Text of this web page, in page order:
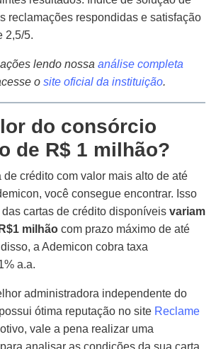
reclamações respondidas e satisfação
2,5/5.
lendo nossa análise completa
o site oficial da instituição.
do consórcio
de R$ 1 milhão?
de crédito com valor mais alto de até
você consegue encontrar. Isso
cartas de crédito disponíveis variam
milhão com prazo máximo de até
a Ademicon cobra taxa
a.a.
administradora independente do
ótima reputação no site Reclame
vale a pena realizar uma